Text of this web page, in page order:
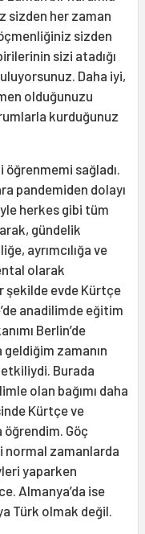
sizden her zaman
sizden
sizi atadığı
Daha iyi,
olduğunuzu
kurduğunuz
sağladı.
pandemiden dolayı
herkes gibi tüm
gündelik
ayrımcılığa ve
olarak
şekilde evde Kürtçe
anadilimde eğitim
Berlin’de
zamanın
Burada
olan bağımı daha
Kürtçe ve
öğrendim. Göç
normal zamanlarda
yaparken
Almanya’da ise
Türk olmak değil.